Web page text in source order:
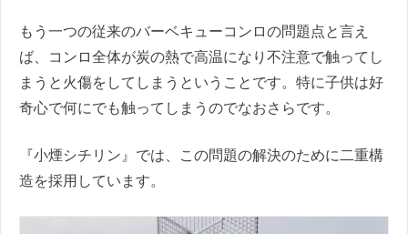
もう一つの従来のバーベキューコンロの問題点と言え
ば、コンロ全体が炭の熱で高温になり不注意で触ってし
まうと火傷をしてしまうということです。特に子供は好
奇心で何にでも触ってしまうのでなおさらです。
『小煙シチリン』では、この問題の解決のために二重構
造を採用しています。